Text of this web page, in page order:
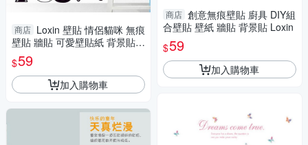
商店 Loxin 壁貼 情侶貓咪 無痕
壁貼 牆貼 可愛壁貼紙 背景貼
壁紙
$59
加入購物車
商店 創意無痕壁貼 廚具 DIY組
合壁貼 壁紙 牆貼 背景貼 Loxin
$59
加入購物車